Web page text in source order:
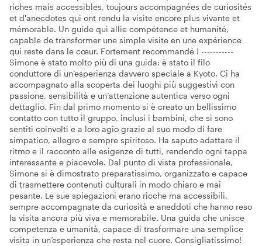
riches mais accessibles, toujours accompagnées de curiosités
et d'anecdotes qui ont rendu la visite encore plus vivante et
mémorable. Un guide qui allie compétence et humanité,
capable de transformer une simple visite en une expérience
qui reste dans le cœur. Fortement recommandé ! -----------
Simone è stato molto più di una guida: è stato il filo
conduttore di un’esperienza davvero speciale a Kyoto. Ci ha
accompagnato alla scoperta dei luoghi più suggestivi con
passione, sensibilità e un’attenzione autentica verso ogni
dettaglio. Fin dal primo momento si è creato un bellissimo
contatto con tutto il gruppo, inclusi i bambini, che si sono
sentiti coinvolti e a loro agio grazie al suo modo di fare
simpatico, allegro e sempre spiritoso. Ha saputo adattare il
ritmo e il racconto alle esigenze di tutti, rendendo ogni tappa
interessante e piacevole. Dal punto di vista professionale,
Simone si è dimostrato preparatissimo, organizzato e capace
di trasmettere contenuti culturali in modo chiaro e mai
pesante. Le sue spiegazioni erano ricche ma accessibili,
sempre accompagnate da curiosità e aneddoti che hanno reso
la visita ancora più viva e memorabile. Una guida che unisce
competenza e umanità, capace di trasformare una semplice
visita in un’esperienza che resta nel cuore. Consigliatissimo!